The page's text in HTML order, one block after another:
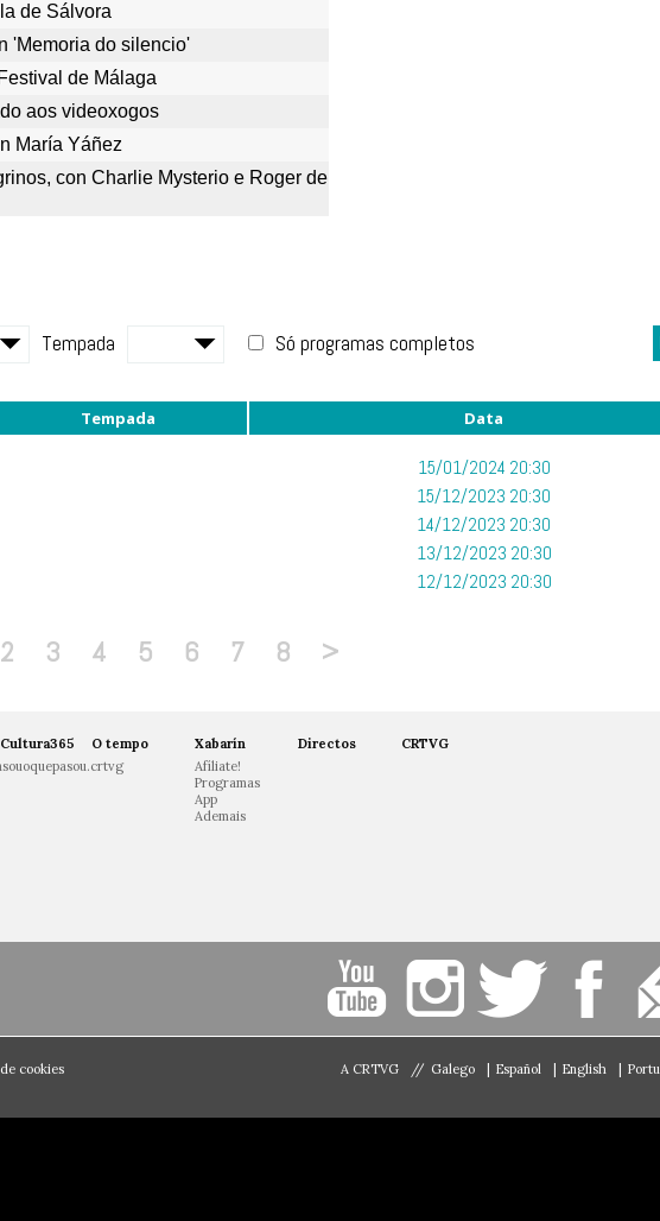
de Sálvora
'Memoria do silencio'
de Málaga
aos videoxogos
María Yáñez
con Charlie Mysterio e Roger de
Tempada Só programas completos
Tempada Data
15/01/2024 20:30
15/12/2023 20:30
14/12/2023 20:30
13/12/2023 20:30
12/12/2023 20:30
2 3 4 5 6 7 8 >
O tempo
Xabarín
Afíliate!
Programas
App
Ademais
Directos CRTVG
cookies
A CRTVG // Galego Español English